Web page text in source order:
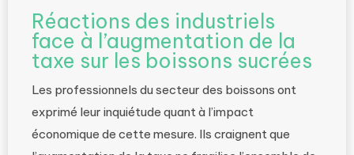
Réactions des industriels
face à l’augmentation de la
taxe sur les boissons sucrées
Les professionnels du secteur des boissons ont
exprimé leur inquiétude quant à l’impact
économique de cette mesure. Ils craignent que